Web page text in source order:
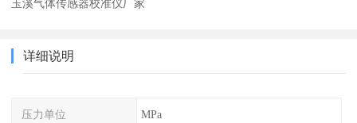
玉溪气体传感器校准仪厂家
详细说明
压力单位 MPa